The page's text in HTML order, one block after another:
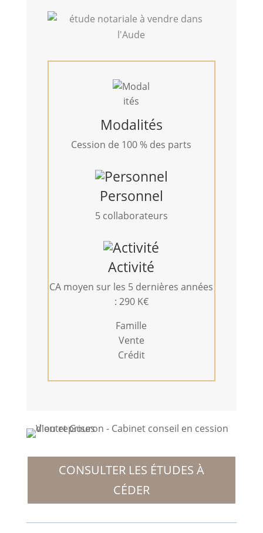
Modalités
Cession de 100 % des parts
Personnel
5 collaborateurs
Activité
CA moyen sur les 5 dernières années
: 290 K€
Famille
Vente
Crédit
CONSULTER LES ÉTUDES À
CÉDER